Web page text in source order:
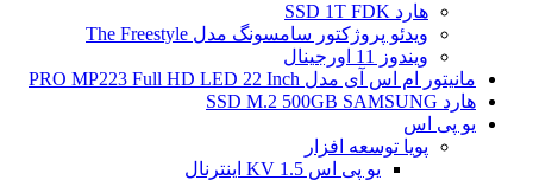
هارد SSD 1T FDK
ویدئو پروژکتور سامسونگ مدل The Freestyle
ویندوز 11 اورجینال
مانیتور ام اس آی مدل PRO MP223 Full HD LED 22 Inch
هارد SSD M.2 500GB SAMSUNG
یو پی اس
پویا توسعه افزار
یو پی اس 1.5 KV اینترنال